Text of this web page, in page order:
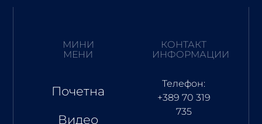
МИНИ
МЕНИ
Почетна
Видео
КОНТАКТ
ИНФОРМАЦИИ
Телефон:
+389 70 319
735